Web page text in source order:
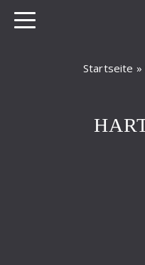
Startseite »